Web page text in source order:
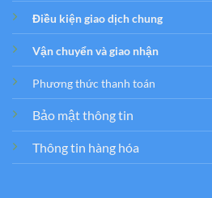
Điều kiện giao dịch chung
Vận chuyển và giao nhận
Phương thức thanh toán
Bảo mật thông tin
Thông tin hàng hóa